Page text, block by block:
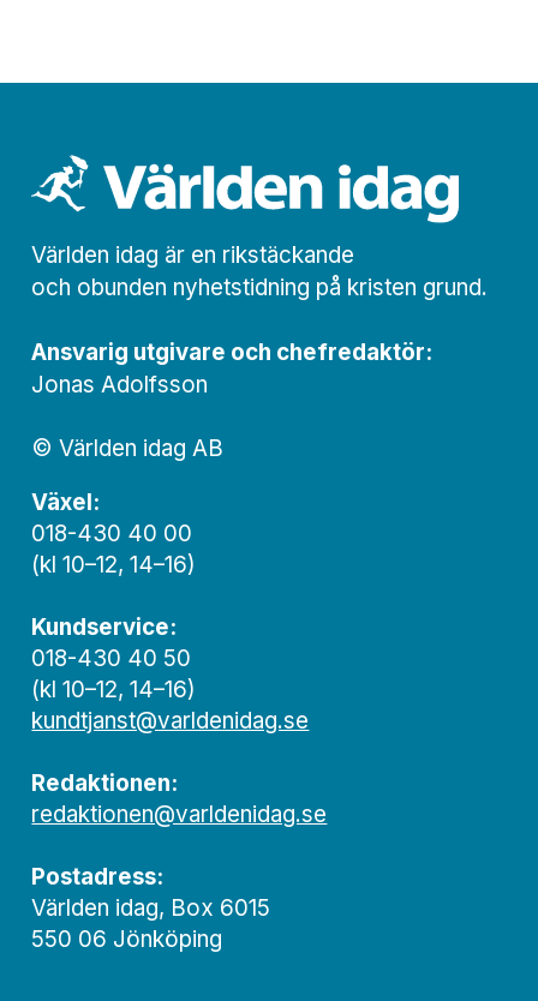
Världen idag är en rikstäckande
och obunden nyhets­­­tidning på kristen grund.
Ansvarig utgivare och chef­redaktör:
Jonas Adolfsson
© Världen idag AB
Växel:
018-430 40 00
(kl 10–12, 14–16)
Kundservice:
018-430 40 50
(kl 10–12, 14–16)
kundtjanst@varldenidag.se
Redaktionen:
redaktionen@varldenidag.se
Postadress:
Världen idag, Box 6015
550 06 Jönköping